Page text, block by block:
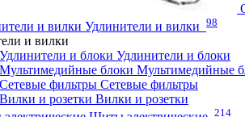
Удлинители и вилки 98
и вилки
Удлинители и блоки
Мультимедийные
Сетевые фильтры
Вилки и розетки
214